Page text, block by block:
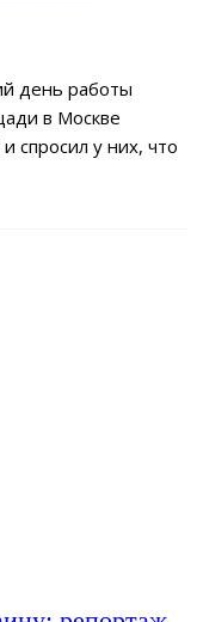
день работы
в Москве
спросил у них, что